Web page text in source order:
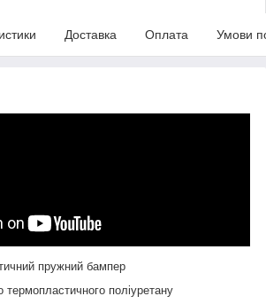
Доставка Оплата Умови
пружний бампер
термопластичного поліуретану